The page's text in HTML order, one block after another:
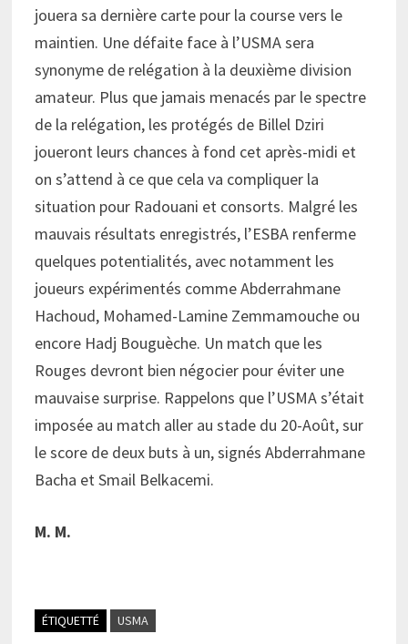
jouera sa dernière carte pour la course vers le
maintien. Une défaite face à l’USMA sera
synonyme de relégation à la deuxième division
amateur. Plus que jamais menacés par le spectre
de la relégation, les protégés de Billel Dziri
joueront leurs chances à fond cet après-midi et
on s’attend à ce que cela va compliquer la
situation pour Radouani et consorts. Malgré les
mauvais résultats enregistrés, l’ESBA renferme
quelques potentialités, avec notamment les
joueurs expérimentés comme Abderrahmane
Hachoud, Mohamed-Lamine Zemmamouche ou
encore Hadj Bouguèche. Un match que les
Rouges devront bien négocier pour éviter une
mauvaise surprise. Rappelons que l’USMA s’était
imposée au match aller au stade du 20-Août, sur
le score de deux buts à un, signés Abderrahmane
Bacha et Smail Belkacemi.
M. M.
ÉTIQUETTÉ USMA